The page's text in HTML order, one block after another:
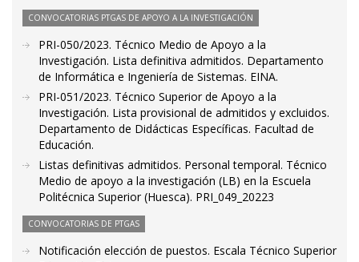
CONVOCATORIAS PTGAS DE APOYO A LA INVESTIGACIÓN
PRI-050/2023. Técnico Medio de Apoyo a la
Investigación. Lista definitiva admitidos. Departamento
de Informática e Ingeniería de Sistemas. EINA.
PRI-051/2023. Técnico Superior de Apoyo a la
Investigación. Lista provisional de admitidos y excluidos.
Departamento de Didácticas Específicas. Facultad de
Educación.
Listas definitivas admitidos. Personal temporal. Técnico
Medio de apoyo a la investigación (LB) en la Escuela
Politécnica Superior (Huesca). PRI_049_20223
CONVOCATORIAS DE PTGAS
Notificación elección de puestos. Escala Técnico Superior